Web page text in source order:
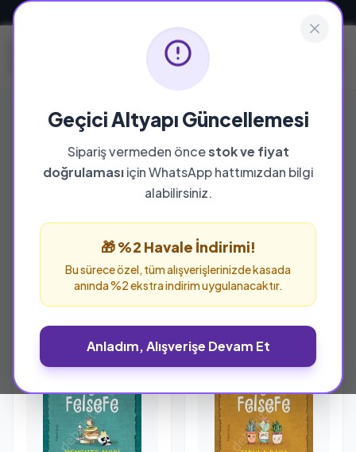
Geçici Altyapı Güncellemesi
Sipariş vermeden öncestok ve fiyat
doğrulamasıiçin WhatsApp hattımızdan bilgi
alabilirsiniz.
🎁 %2 Havale İndirimi!
Bu sürece özel, tüm alışverişlerinizde kasada
anında %2 ekstra indirim uygulanacaktır.
Anladım, Alışverişe Devam Et
YAYINEVI
Carpe Diem Kitap
Carpe Diem Kitap yayınevine ait tüm eserleri
bu sayfada inceleyebilir ve güvenle sipariş
%25 İNDİRİM